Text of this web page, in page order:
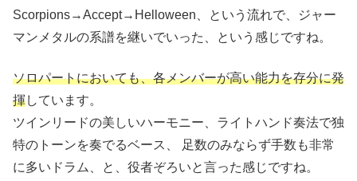
Scorpions→Accept→Helloween、という流れで、ジャー
マンメタルの系譜を継いでいった、という感じですね。
ソロパートにおいても、各メンバーが高い能力を存分に発
揮しています。
ツインリードの美しいハーモニー、ライトハンド奏法で独
特のトーンを奏でるベース、 足数のみならず手数も非常
に多いドラム、と、役者ぞろいと言った感じですね。